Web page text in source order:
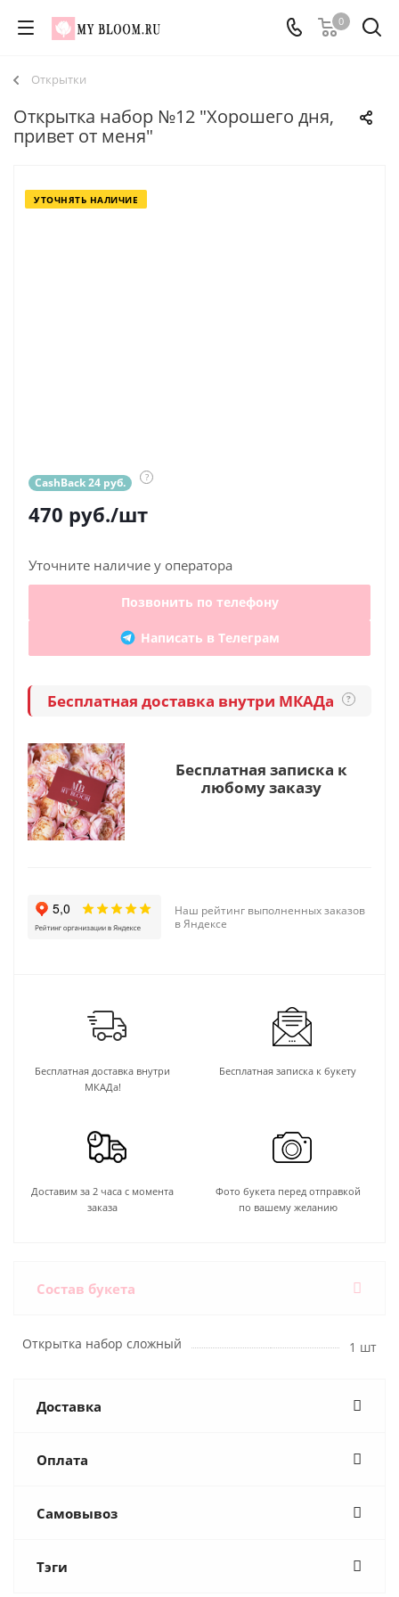
0
Открытки
Открытка набор №12 "Хорошего дня,
привет от меня"
УТОЧНЯТЬ НАЛИЧИЕ
CashBack 24 руб. ?
470 руб./шт
Уточните наличие у оператора
Позвонить по телефону
Написать в Телеграм
Бесплатная доставка внутри МКАДа ?
Бесплатная записка к
любому заказу
Наш рейтинг выполненных заказов
в Яндексе
Бесплатная доставка внутри
МКАДа!
Бесплатная записка к букету
Доставим за 2 часа с момента
заказа
Фото букета перед отправкой
по вашему желанию
Состав букета
Открытка набор сложный 1 шт
Доставка
Оплата
Самовывоз
Тэги